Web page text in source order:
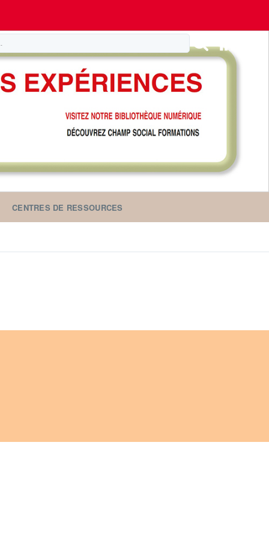
CENTRES DE RESSOURCES